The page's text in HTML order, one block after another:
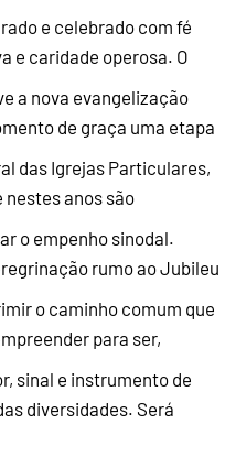
e celebrado com fé
e caridade operosa. O
a nova evangelização
de graça uma etapa
das Igrejas Particulares,
anos são
o empenho sinodal.
rumo ao Jubileu
o caminho comum que
para ser,
sinal e instrumento de
diversidades. Será